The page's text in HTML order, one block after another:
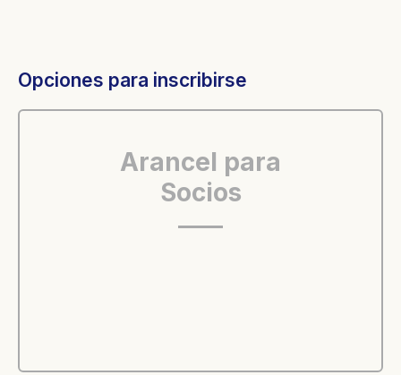
Opciones para inscribirse
Arancel para
Socios